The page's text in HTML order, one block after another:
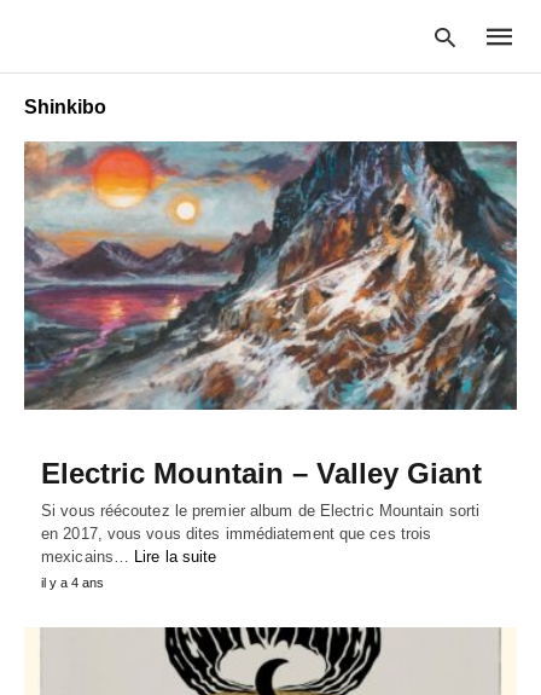
Type
your
search
query
and
hit
enter:
Shinkibo
Electric Mountain – Valley Giant
Si vous réécoutez le premier album de Electric Mountain sorti
en 2017, vous vous dites immédiatement que ces trois
mexicains… Lire la suite
il y a 4 ans